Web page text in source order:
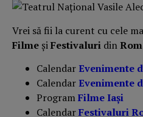
Vrei să fii la curent cu cele
Filme șiFestivaluri din
CalendarEvenimente
CalendarEvenimente
ProgramFilme Iași
CalendarFestivaluri